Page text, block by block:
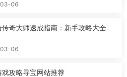
06
传奇大师速成指南：新手攻略大全
06
戏攻略寻宝网站推荐